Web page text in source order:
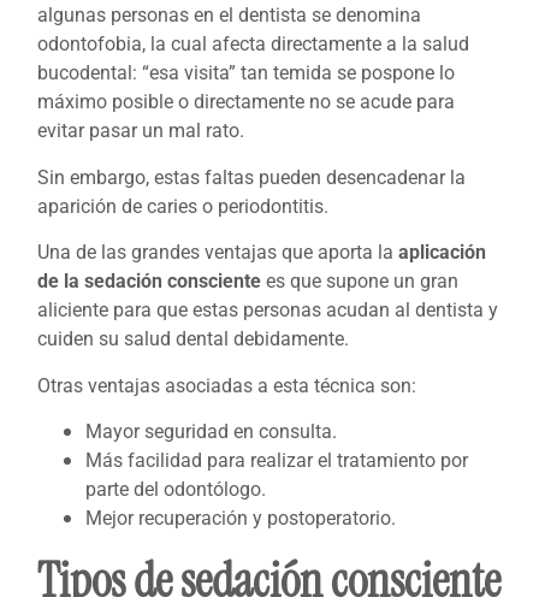
algunas personas en el dentista se denomina
odontofobia, la cual afecta directamente a la salud
bucodental: “esa visita” tan temida se pospone lo
máximo posible o directamente no se acude para
evitar pasar un mal rato.
Sin embargo, estas faltas pueden desencadenar la
aparición de caries o periodontitis.
Una de las grandes ventajas que aporta laaplicación
de la sedación consciente es que supone un gran
aliciente para que estas personas acudan al dentista y
cuiden su salud dental debidamente.
Otras ventajas asociadas a esta técnica son:
Mayor seguridad en consulta.
Más facilidad para realizar el tratamiento por
parte del odontólogo.
Mejor recuperación y postoperatorio.
Tipos de sedación consciente